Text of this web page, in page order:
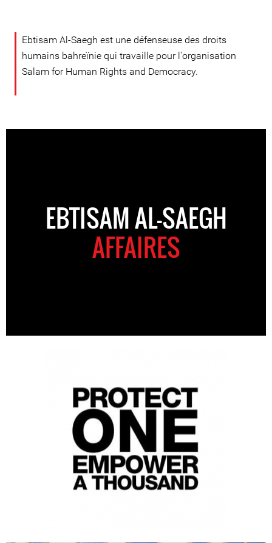
Ebtisam Al-Saegh est une défenseuse des droits
humains bahreïnie qui travaille pour l'organisation
Salam for Human Rights and Democracy.
EBTISAM AL-SAEGH
AFFAIRES